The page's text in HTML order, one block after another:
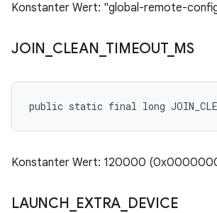
Konstanter Wert: "global-remote-
JOIN CLEAN TIMEOUT_ MS
public static final long
Konstanter Wert: 120000
LAUNCH EXTRA DEVICE